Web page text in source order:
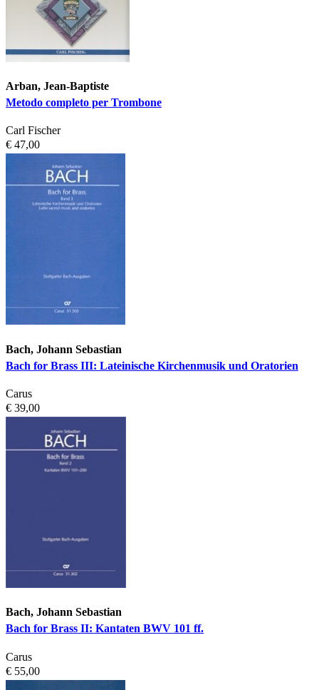
Arban, Jean-Baptiste
Metodo completo per Trombone
Carl Fischer
€ 47,00
Bach, Johann Sebastian
Bach for Brass III: Lateinische Kirchenmusik und Oratorien
Carus
€ 39,00
Bach, Johann Sebastian
Bach for Brass II: Kantaten BWV 101 ff.
Carus
€ 55,00